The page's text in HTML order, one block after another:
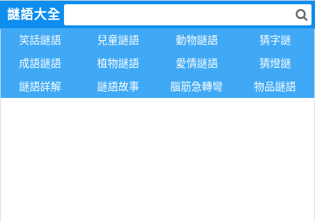
謎語大全
笑話謎語 兒童謎語 動物謎語
猜字謎
成語謎語
植物謎語 愛情謎語
猜燈謎
謎語詳解
謎語故事 腦筋急轉彎 物品謎語